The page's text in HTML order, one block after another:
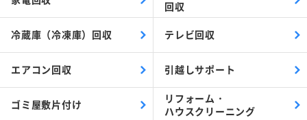
回収
冷蔵庫（冷凍庫）回収 テレビ回収
エアコン回収 引越しサポート
ゴミ屋敷片付け
リフォーム・
ハウスクリーニング